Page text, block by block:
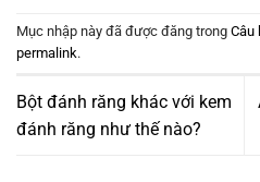
Mục nhập này đã được đăng trong Câu
permalink.
Bột đánh răng khác với kem
đánh răng như thế nào?